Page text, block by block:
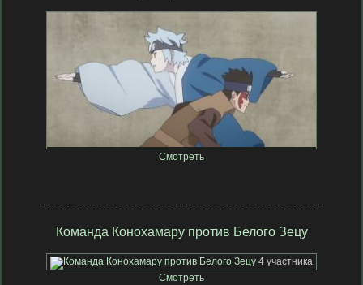
2 участника
Смотреть
Команда Конохамару против Белого Зецу
4 участника
Смотреть